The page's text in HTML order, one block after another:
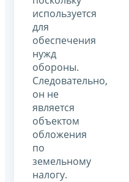
используется
для
обеспечения
нужд
обороны.
Следовательно,
он не
является
объектом
обложения
по
земельному
налогу.